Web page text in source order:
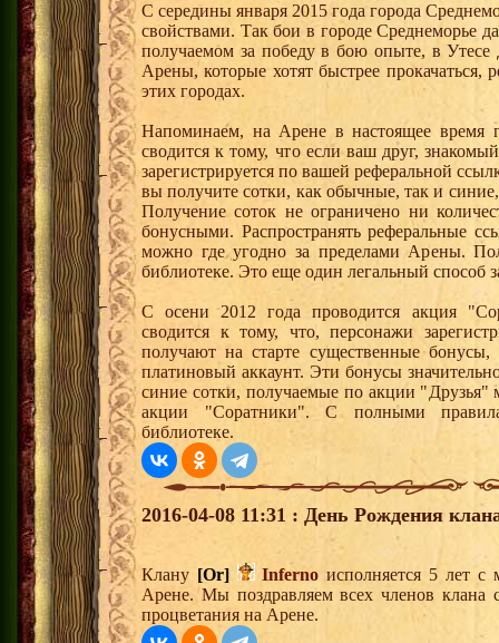
С середины января 2015 года города
свойствами. Так бои в городе Среднеморье
получаемом за победу в бою опыте, в
Арены, которые хотят быстрее прокачаться,
этих городах.
Напоминаем, на Арене в настоящее время
сводится к тому, что если ваш друг,
зарегистрируется по вашей реферальной
вы получите сотки, как обычные, так и
Получение соток не ограничено ни
бонусными. Распространять реферальные
можно где угодно за пределами Арены.
библиотеке. Это еще один легальный способ
С осени 2012 года проводится акция
сводится к тому, что, персонажи
получают на старте существенные
платиновый аккаунт. Эти бонусы
синие сотки, получаемые по акции "Друзья"
акции "Соратники". С полными
библиотеке.
2016-04-08 11:31 : День Рождения
Клану [Or] Inferno исполняется 5 лет с
Арене. Мы поздравляем всех членов
процветания на Арене.